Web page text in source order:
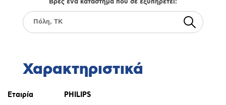
Χαρακτηριστικά
Εταιρία PHILIPS